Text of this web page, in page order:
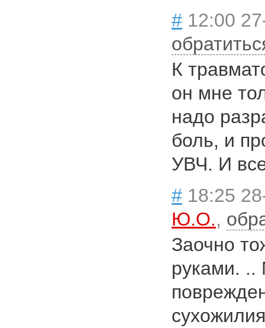
# 12:00
К
он мне
надо
боль, и
УВЧ. И
# 18:25
Ю.О.,
Заочно
руками.